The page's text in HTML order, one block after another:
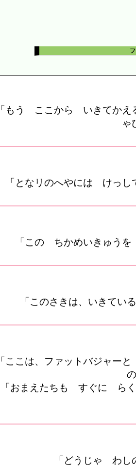
「もう ここから いきてか
ゃ
「となリのへやには けっ
「この ちかめいきゅう
「このさきは、いきて
「ここは、ファットバジャー
「おまえたちも すぐに ら
「どうじゃ わ